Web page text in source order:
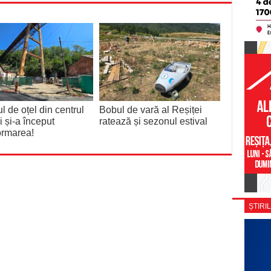
de oțel din centrul
și-a început
Bobul de vară al Reșiței
ratează și sezonul estival